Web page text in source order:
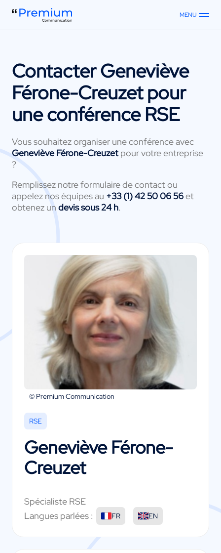
MENU
ContacterGeneviève
Férone-Creuzetpour
une conférence RSE
Vous souhaitez organiser une conférence avec
Geneviève Férone-Creuzet pour votre entreprise
?
Remplissez notre formulaire de contact ou
appelez nos équipes au +33 (1) 42 50 06 56et
obtenez un devis sous 24 h.
© Premium Communication
RSE
Geneviève Férone-
Creuzet
Spécialiste RSE
Langues parlées :
FR EN